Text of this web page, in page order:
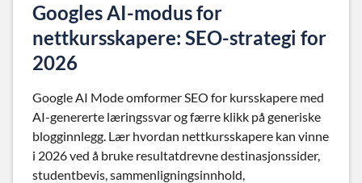
Googles AI-modus for
nettkursskapere: SEO-strategi for
2026
Google AI Mode omformer SEO for kursskapere med
AI-genererte læringssvar og færre klikk på generiske
blogginnlegg. Lær hvordan nettkursskapere kan vinne
i 2026 ved å bruke resultatdrevne destinasjonssider,
studentbevis, sammenligningsinnhold,